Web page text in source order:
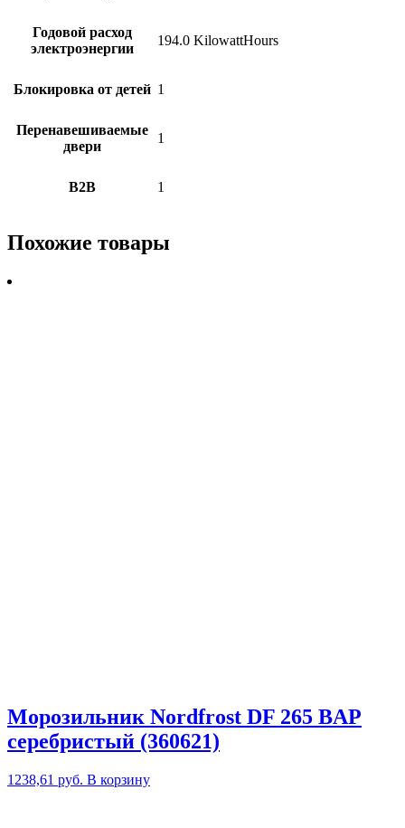
Годовой расход
электроэнергии
194.0 KilowattHours
Блокировка от детей 1
Перенавешиваемые
двери
1
B2B 1
Похожие товары
Морозильник Nordfrost DF 265 BAP
серебристый (360621)
1238,61 руб. В корзину